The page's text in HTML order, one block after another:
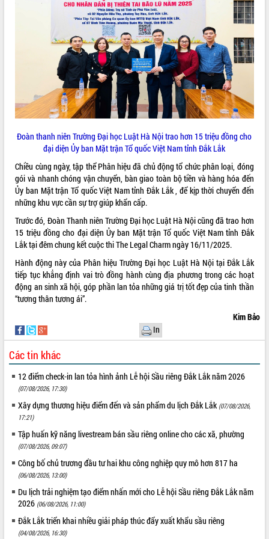
Bí thư Tỉnh ủy Lương Nguyễn Minh
Triết thăm, tặng quà người có công với
Rà soát, hoàn thiện hệ thống thiết chế
văn hóa, thể thao đáp ứng yêu cầu
phát triển mới
Thường trực HĐND tỉnh Đắk Lắk gặp
mặt Đoàn chuyên gia y tế TP. Hồ Chí
Lễ truy điệu và an táng hài cốt liệt sĩ
tại Nghĩa trang Liệt sĩ xã Sơn Hòa
Bàn giải pháp tháo gỡ khó khăn trong
xuất khẩu sầu riêng và triển khai quy
định EUDR
Thứ trưởng Bộ Nông nghiệp và Môi
trường Nguyễn Hoàng Hiệp khảo sát
vùng trồng và doanh nghiệp đóng gói
sầu riêng tại Đắk Lắk
Trình diễn nghệ thuật chế biến các
món ăn từ sầu riêng
Đắk Lắk công bố Quy hoạch và xúc
tiến đầu tư tỉnh
ứng để giữ vững thị trường xuất khẩu
Diễn đàn Kinh tế tư nhân Việt Nam đột
phá cơ chế - Hợp tác công tư
cải cách hành chính tỉnh Đắk Lắk
Kết nối tour, đẩy mạnh chuyển đổi số
để phát triển du lịch Đắk Lắk
Khởi động Dự án Đầu tư xây dựng hạ
tầng kỹ thuật Cụm công nghiệp Tân
Tiến
Gặp mặt các cơ quan báo chí nhân Kỷ
niệm 101 năm Ngày Báo chí Cách
mạng Việt Nam
Đắk Lắk sơ kết 4 năm triển khai thực
Họp báo thông tin về Hội nghị Công bố
THỐNG KÊ TRUY CẬP
9064
Tất cả:
66054387
Đoàn thanh niên Trường Đại học Luật Hà Nội trao hơn 15 triệu đồng cho
đại diện Ủy ban Mặt trận Tổ quốc Việt Nam tỉnh Đắk Lắk
Chiều cùng ngày, tập thể Phân hiệu đã chủ động tổ chức phân loại, đóng
gói và nhanh chóng vận chuyển, bàn giao toàn bộ tiền và hàng hóa đến
Ủy ban Mặt trận Tổ quốc Việt Nam tỉnh Đắk Lắk , để kịp thời chuyển đến
những khu vực cần sự trợ giúp khẩn cấp.
Trước đó, Đoàn Thanh niên Trường Đại học Luật Hà Nội cũng đã trao hơn
15 triệu đồng cho đại diện Ủy ban Mặt trận Tổ quốc Việt Nam tỉnh Đắk
Lắk tại đêm chung kết cuộc thi The Legal Charm ngày 16/11/2025.
Hành động này của Phân hiệu Trường Đại học Luật Hà Nội tại Đắk Lắk
tiếp tục khẳng định vai trò đồng hành cùng địa phương trong các hoạt
động an sinh xã hội, góp phần lan tỏa những giá trị tốt đẹp của tinh thần
“tương thân tương ái”.
Kim Bảo
In
Các tin khác
12 điểm check-in lan tỏa hình ảnh Lễ hội Sầu riêng Đắk Lắk năm 2026
(07/08/2026, 17:30)
Xây dựng thương hiệu điểm đến và sản phẩm du lịch Đắk Lắk (07/08/2026,
17:21)
Tập huấn kỹ năng livestream bán sầu riêng online cho các xã, phường
(07/08/2026, 09:07)
Công bố chủ trương đầu tư hai khu công nghiệp quy mô hơn 817 ha
(06/08/2026, 13:00)
Du lịch trải nghiệm tạo điểm nhấn mới cho Lễ hội Sầu riêng Đắk Lắk năm
2026 (06/08/2026, 11:00)
Đắk Lắk triển khai nhiều giải pháp thúc đẩy xuất khẩu sầu riêng
(04/08/2026, 16:30)